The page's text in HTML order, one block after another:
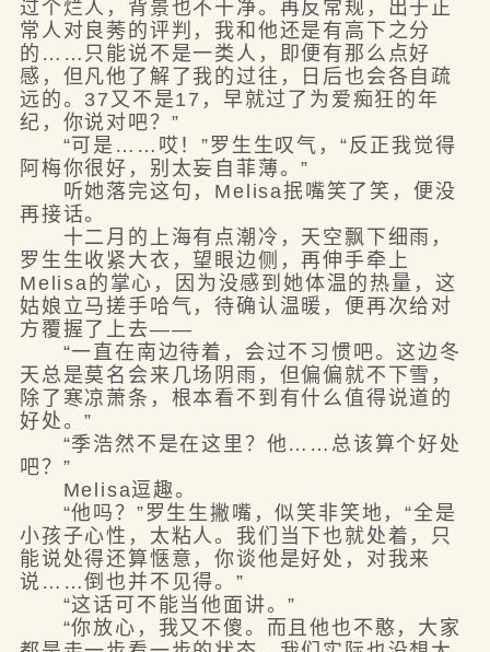
过个烂人，背景也不干净。再反常规，出于正
常人对良莠的评判，我和他还是有高下之分
的……只能说不是一类人，即便有那么点好
感，但凡他了解了我的过往，日后也会各自疏
远的。37又不是17，早就过了为爱痴狂的年
纪，你说对吧？”
“可是……哎！”罗生生叹气，“反正我觉得
阿梅你很好，别太妄自菲薄。”
听她落完这句，Melisa抿嘴笑了笑，便没
再接话。
十二月的上海有点潮冷，天空飘下细雨，
罗生生收紧大衣，望眼边侧，再伸手牵上
Melisa的掌心，因为没感到她体温的热量，这
姑娘立马搓手哈气，待确认温暖，便再次给对
方覆握了上去——
“一直在南边待着，会过不习惯吧。这边冬
天总是莫名会来几场阴雨，但偏偏就不下雪，
除了寒凉萧条，根本看不到有什么值得说道的
好处。”
“季浩然不是在这里？他……总该算个好处
吧？”
Melisa逗趣。
“他吗？”罗生生撇嘴，似笑非笑地，“全是
小孩子心性，太粘人。我们当下也就处着，只
能说处得还算惬意，你谈他是好处，对我来
说……倒也并不见得。”
“这话可不能当他面讲。”
“你放心，我又不傻。而且他也不憨，大家